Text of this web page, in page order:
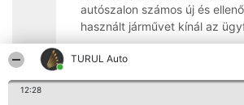
TURUL Auto
12:28
autószalon számos új és
használt járművet kínál az